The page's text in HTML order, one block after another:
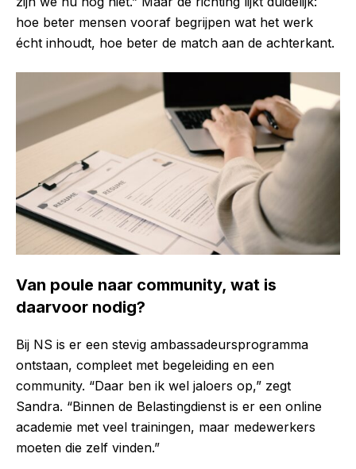
hoe beter mensen vooraf begrijpen wat het werk
écht inhoudt, hoe beter de match aan de achterkant.
Van poule naar community, wat is
daarvoor nodig?
Bij NS is er een stevig ambassadeursprogramma
ontstaan, compleet met begeleiding en een
community. “Daar ben ik wel jaloers op,” zegt
Sandra. “Binnen de Belastingdienst is er een online
academie met veel trainingen, maar medewerkers
moeten die zelf vinden.”